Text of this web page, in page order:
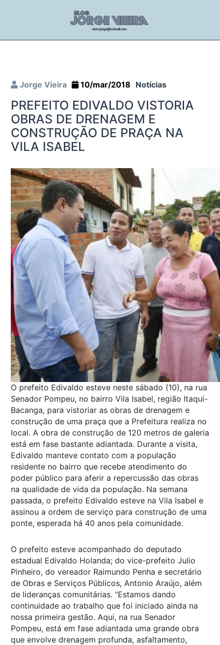
Jorge Vieira 10/mar/2018 Notícias
PREFEITO EDIVALDO VISTORIA
OBRAS DE DRENAGEM E
CONSTRUÇÃO DE PRAÇA NA
VILA ISABEL
O prefeito Edivaldo esteve neste sábado (10), na rua
Senador Pompeu, no bairro Vila Isabel, região Itaqui-
Bacanga, para vistoriar as obras de drenagem e
construção de uma praça que a Prefeitura realiza no
local. A obra de construção de 120 metros de galeria
está em fase bastante adiantada. Durante a visita,
Edivaldo manteve contato com a população
residente no bairro que recebe atendimento do
poder público para aferir a repercussão das obras
na qualidade de vida da população. Na semana
passada, o prefeito Edivaldo esteve na Vila Isabel e
assinou a ordem de serviço para construção de uma
ponte, esperada há 40 anos pela comunidade.
O prefeito esteve acompanhado do deputado
estadual Edivaldo Holanda; do vice-prefeito Julio
Pinheiro, do vereador Raimundo Penha e secretário
de Obras e Serviços Públicos, Antonio Araújo, além
de lideranças comunitárias. “Estamos dando
continuidade ao trabalho que foi iniciado ainda na
nossa primeira gestão. Aqui, na rua Senador
Pompeu, está em fase adiantada uma grande obra
que envolve drenagem profunda, asfaltamento,